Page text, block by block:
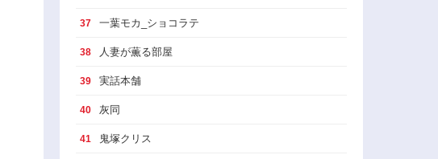
37 一葉モカ_ショコラテ
38 人妻が薫る部屋
39 実話本舗
40 灰同
41 鬼塚クリス